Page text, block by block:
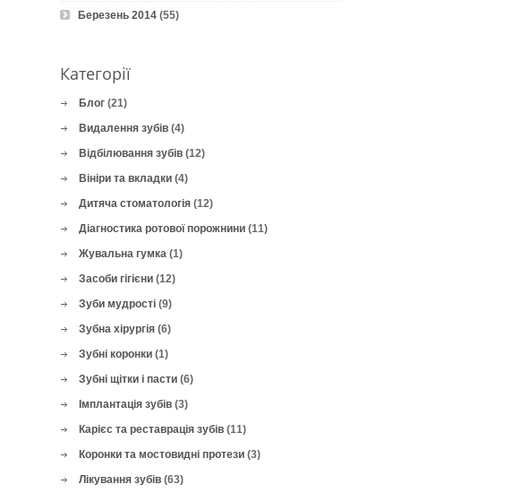
Березень 2014 (55)
Категорії
Блог (21)
Видалення зубів (4)
Відбілювання зубів (12)
Вініри та вкладки (4)
Дитяча стоматологія (12)
Діагностика ротової порожнини (11)
Жувальна гумка (1)
Засоби гігієни (12)
Зуби мудрості (9)
Зубна хірургія (6)
Зубні коронки (1)
Зубні щітки і пасти (6)
Імплантація зубів (3)
Карієс та реставрація зубів (11)
Коронки та мостовидні протези (3)
Лікування зубів (63)